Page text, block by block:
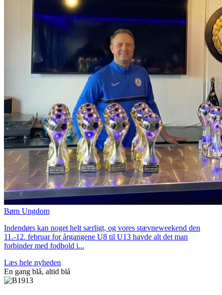
Børn Ungdom
Indendørs kan noget helt særligt, og vores stævneweekend den
11.-12. februar for årgangene U8 til U13 havde alt det man
forbinder med fodbold i...
Læs hele nyheden
En gang blå, altid blå